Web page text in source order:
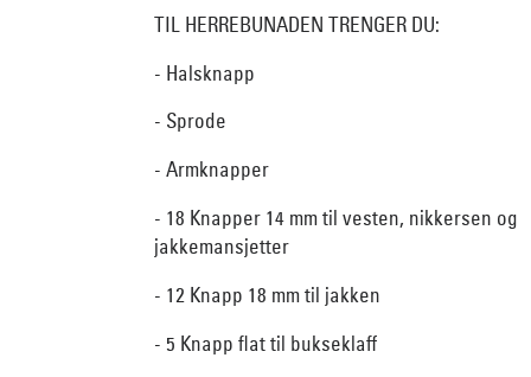
TIL HERREBUNADEN TRENGER DU:
- Halsknapp
- Sprode
- Armknapper
- 18 Knapper 14 mm til vesten, nikkersen og
jakkemansjetter
- 12 Knapp 18 mm til jakken
- 5 Knapp flat til bukseklaff